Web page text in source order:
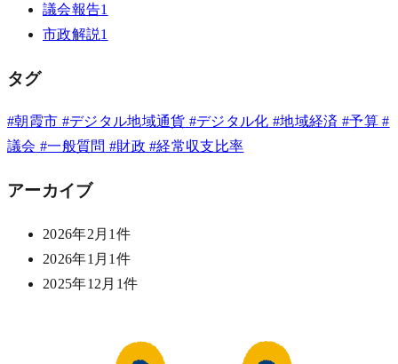
議会報告1
市政解説1
タグ
#朝霞市 #デジタル地域通貨 #デジタル化 #地域経済 #予算#
議会 #一般質問 #財政 #経常収支比率
アーカイブ
2026年2月 1件
2026年1月 1件
2025年12月 1件